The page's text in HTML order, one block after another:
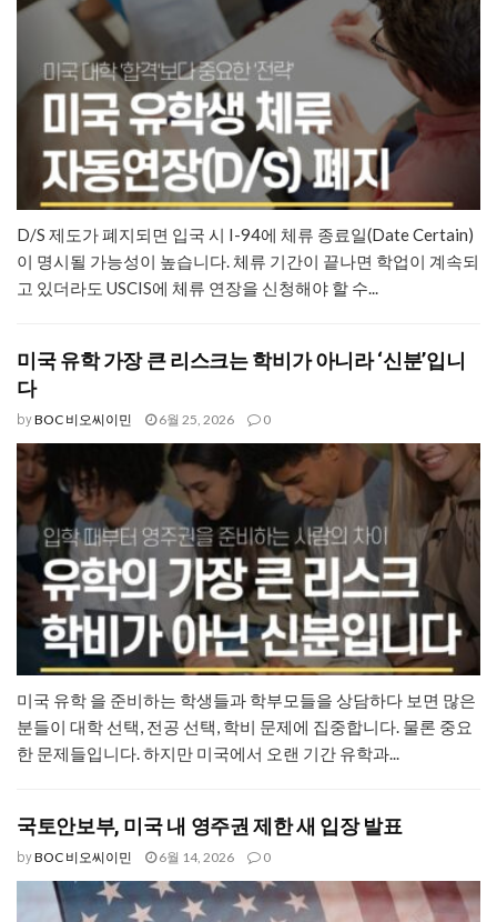
D/S 제도가 폐지되면 입국 시 I-94에 체류 종료일(Date Certain)
이 명시될 가능성이 높습니다. 체류 기간이 끝나면 학업이 계속되
고 있더라도 USCIS에 체류 연장을 신청해야 할 수...
미국 유학 가장 큰 리스크는 학비가 아니라 ‘신분’입니
다
byBOC 비오씨이민 6월 25, 2026 0
미국 유학 을 준비하는 학생들과 학부모들을 상담하다 보면 많은
분들이 대학 선택, 전공 선택, 학비 문제에 집중합니다. 물론 중요
한 문제들입니다. 하지만 미국에서 오랜 기간 유학과...
국토안보부, 미국 내 영주권 제한 새 입장 발표
byBOC 비오씨이민 6월 14, 2026 0